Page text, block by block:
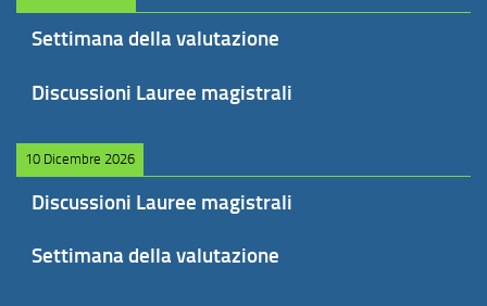
Settimana della valutazione
Discussioni Lauree magistrali
10 Dicembre 2026
Discussioni Lauree magistrali
Settimana della valutazione